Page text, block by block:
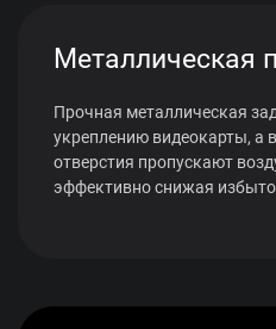
Металлическая
Прочная металлическая
укреплению видеокарты, а
отверстия пропускают
эффективно снижая